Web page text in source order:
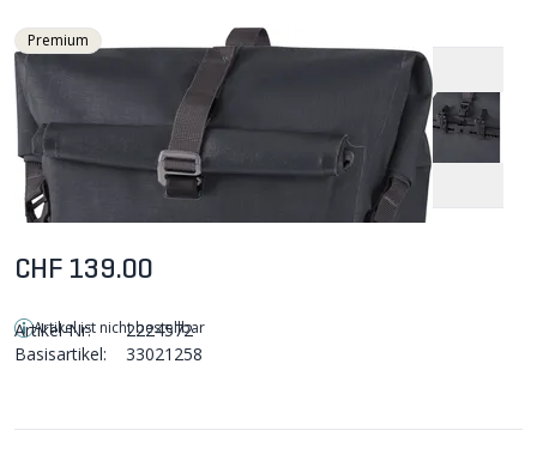
Premium
CHF 139.00
Artikel ist nicht bestellbar
Artikel-Nr:
2224572
Basisartikel:
33021258